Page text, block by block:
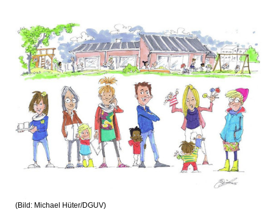
(Bild: Michael Hüter/DGUV)